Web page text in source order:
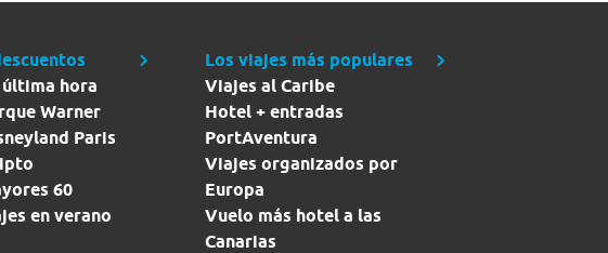
hora
Warner
Paris
60
en verano
Los viajes más populares
Viajes al Caribe
Hotel + entradas
PortAventura
Viajes organizados por
Europa
Vuelo más hotel a las
Canarias